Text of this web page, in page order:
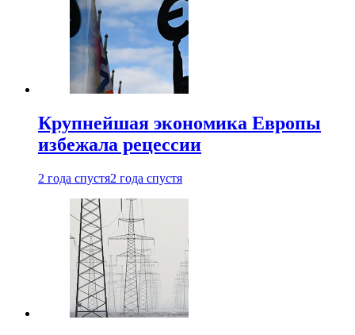
Крупнейшая экономика Европы
избежала рецессии
2 года спустя2 года спустя